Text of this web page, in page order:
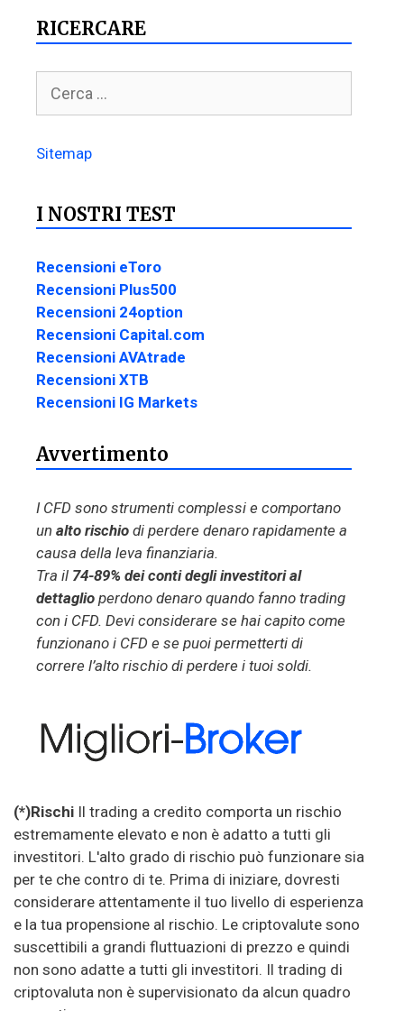
RICERCARE
Sitemap
I NOSTRI TEST
Recensioni eToro
Recensioni Plus500
Recensioni 24option
Recensioni Capital.com
Recensioni AVAtrade
Recensioni XTB
Recensioni IG Markets
Avvertimento
I CFD sono strumenti complessi e comportano
un alto rischio di perdere denaro rapidamente a
causa della leva finanziaria.
Tra il 74-89% dei conti degli investitori al
dettaglio perdono denaro quando fanno trading
con i CFD. Devi considerare se hai capito come
funzionano i CFD e se puoi permetterti di
correre l’alto rischio di perdere i tuoi soldi.
(*)Rischi Il trading a credito comporta un rischio
estremamente elevato e non è adatto a tutti gli
investitori. L'alto grado di rischio può funzionare sia
per te che contro di te. Prima di iniziare, dovresti
considerare attentamente il tuo livello di esperienza
e la tua propensione al rischio. Le criptovalute sono
suscettibili a grandi fluttuazioni di prezzo e quindi
non sono adatte a tutti gli investitori. Il trading di
criptovaluta non è supervisionato da alcun quadro